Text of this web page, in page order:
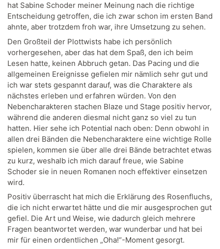
hat Sabine Schoder meiner Meinung nach die richtige
Entscheidung getroffen, die ich zwar schon im ersten Band
ahnte, aber trotzdem froh war, ihre Umsetzung zu sehen.
Den Großteil der Plottwists habe ich persönlich
vorhergesehen, aber das hat dem Spaß, den ich beim
Lesen hatte, keinen Abbruch getan. Das Pacing und die
allgemeinen Ereignisse gefielen mir nämlich sehr gut und
ich war stets gespannt darauf, was die Charaktere als
nächstes erleben und erfahren würden. Von den
Nebencharakteren stachen Blaze und Stage positiv hervor,
während die anderen diesmal nicht ganz so viel zu tun
hatten. Hier sehe ich Potential nach oben: Denn obwohl in
allen drei Bänden die Nebencharaktere eine wichtige Rolle
spielen, kommen sie über alle drei Bände betrachtet etwas
zu kurz, weshalb ich mich darauf freue, wie Sabine
Schoder sie in neuen Romanen noch effektiver einsetzen
wird.
Positiv überrascht hat mich die Erklärung des Rosenfluchs,
die ich nicht erwartet hätte und die mir ausgesprochen gut
gefiel. Die Art und Weise, wie dadurch gleich mehrere
Fragen beantwortet werden, war wunderbar und hat bei
mir für einen ordentlichen „Oha!“-Moment gesorgt.